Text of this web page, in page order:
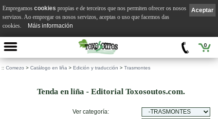
0
:: Comezo > Catálogo en liña > Edición y traducción > Trasmontes
Tenda en liña - Editorial Toxosoutos.com.
Ver categoría:
Aceptar
Empregamos cookies propias e de terceiros que nos permiten ofrecer os nosos
servizos. Ao empregar os nosos servizos, aceptas o uso que facemos das
cookies.
Máis información